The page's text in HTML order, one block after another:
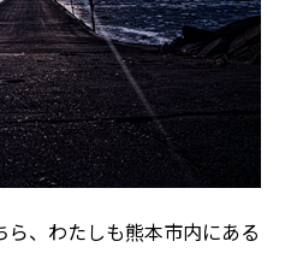
、わたしも熊本市内にある